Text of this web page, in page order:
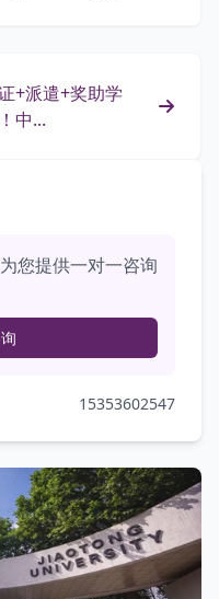
+派遣+奖助学
中...
您提供一对一咨询
15353602547